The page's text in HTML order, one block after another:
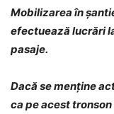
Mobilizarea în
efectuează lucrări
pasaje.
Dacă se menține
ca pe acest